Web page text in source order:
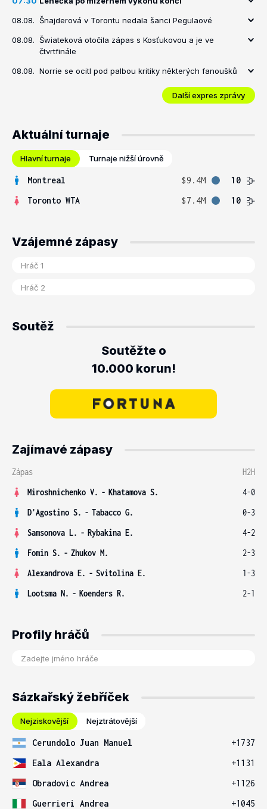
08.08. Šnajderová v Torontu nedala šanci Pegulaové
08.08. Šwiateková otočila zápas s Kosťukovou a je ve
čtvrtfinále
08.08. Norrie se ocitl pod palbou kritiky některých fanoušků
Další expres zprávy
Aktuální turnaje
Hlavní turnaje Turnaje nižší úrovně
Montreal $9.4M
10
Toronto WTA
$7.4M 10
Vzájemné zápasy
Soutěž
Soutěžte o
10.000 korun!
Zajímavé zápasy
Zápas
H2H
Miroshnichenko V. - Khatamova S.
4-0
D'Agostino S. - Tabacco G.
0-3
Samsonova L. - Rybakina E.
4-2
Fomin S. - Zhukov M.
2-3
Alexandrova E. - Svitolina E.
1-3
Lootsma N. - Koenders R. 2-1
Profily hráčů
Sázkařský žebříček
Nejziskovější Nejztrátovější
Cerundolo Juan Manuel
+1737
Eala Alexandra
+1131
Obradovic Andrea
+1126
Guerrieri Andrea
+1045